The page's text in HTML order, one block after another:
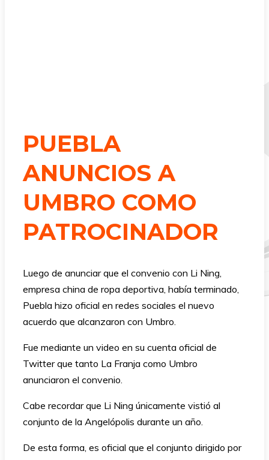
PUEBLA
ANUNCIOS A
UMBRO COMO
PATROCINADOR
Luego de anunciar que el convenio con Li Ning,
empresa china de ropa deportiva, había terminado,
Puebla hizo oficial en redes sociales el nuevo
acuerdo que alcanzaron con Umbro.
Fue mediante un video en su cuenta oficial de
Twitter que tanto La Franja como Umbro
anunciaron el convenio.
Cabe recordar que Li Ning únicamente vistió al
conjunto de la Angelópolis durante un año.
De esta forma, es oficial que el conjunto dirigido por